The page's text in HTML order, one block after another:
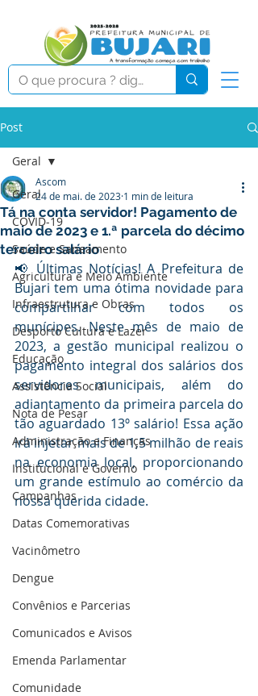
Post
Geral
COVID-19
Saúde e Saneamento
Agricultura e Meio Ambiente
Infraestrutura e Obras
Desporto Cultura e Lazer
Educação
Assistência Social
Nota de Pesar
Administração e Finanças
Institucional e Governo
Campanhas
Datas Comemorativas
Vacinômetro
Dengue
Convênios e Parcerias
Comunicados e Avisos
Emenda Parlamentar
Comunidade
Geral
Tá na conta servidor! Pagamento de
maio de 2023 e 1.ª parcela do décimo
terceiro salário
Ascom
24 de mai. de 2023 1 min de leitura
📢 Últimas Notícias! A Prefeitura de
Bujari tem uma ótima novidade para
compartilhar com todos os
munícipes. Neste mês de maio de
2023, a gestão municipal realizou o
pagamento integral dos salários dos
servidores municipais, além do
adiantamento da primeira parcela do
tão aguardado 13º salário! Essa ação
irá injetar mais de 1,5 milhão de reais
na economia local, proporcionando
um grande estímulo ao comércio da
nossa querida cidade.